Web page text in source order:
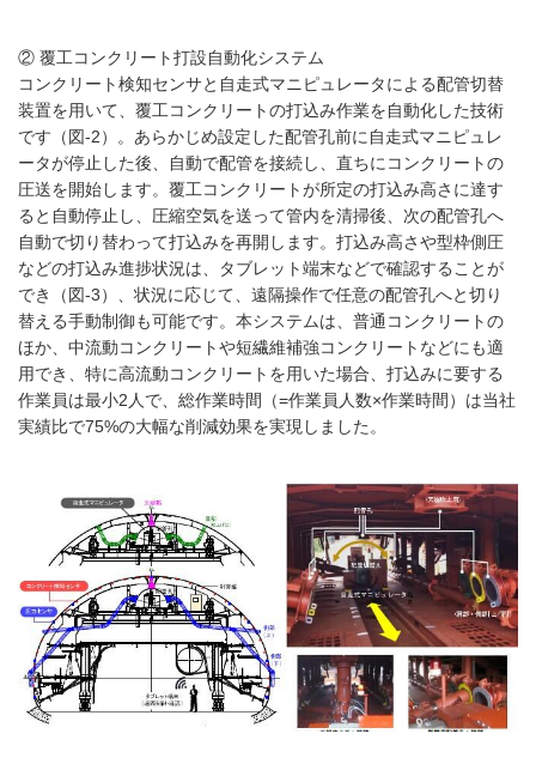
② 覆工コンクリート打設自動化システム
コンクリート検知センサと自走式マニピュレータによる配管切替
装置を用いて、覆工コンクリートの打込み作業を自動化した技術
です（図-2）。あらかじめ設定した配管孔前に自走式マニピュレ
ータが停止した後、自動で配管を接続し、直ちにコンクリートの
圧送を開始します。覆工コンクリートが所定の打込み高さに達す
ると自動停止し、圧縮空気を送って管内を清掃後、次の配管孔へ
自動で切り替わって打込みを再開します。打込み高さや型枠側圧
などの打込み進捗状況は、タブレット端末などで確認することが
でき（図-3）、状況に応じて、遠隔操作で任意の配管孔へと切り
替える手動制御も可能です。本システムは、普通コンクリートの
ほか、中流動コンクリートや短繊維補強コンクリートなどにも適
用でき、特に高流動コンクリートを用いた場合、打込みに要する
作業員は最小2人で、総作業時間（=作業員人数×作業時間）は当社
実績比で75%の大幅な削減効果を実現しました。